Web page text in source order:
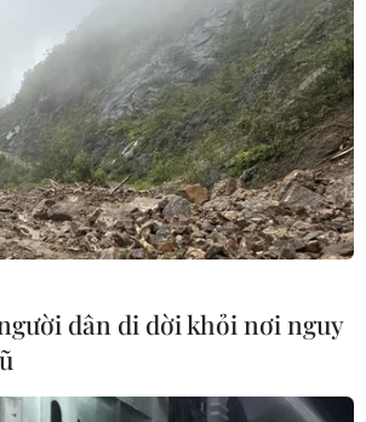
tải cho biết các đơn vị đang tích cực
và mục tiêu đến cuối năm 2025 sẽ
dừng nghỉ trên tuyến cao tốc Bắc-
dân di dời khỏi nơi nguy